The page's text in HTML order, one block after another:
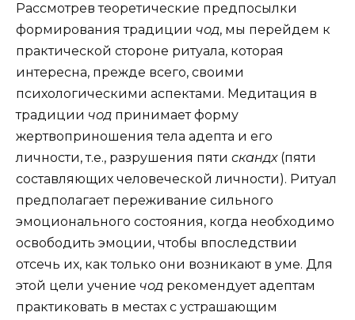
Рассмотрев теоретические предпосылки
формирования традиции чод, мы перейдем к
практической стороне ритуала, которая
интересна, прежде всего, своими
психологическими аспектами. Медитация в
традиции чод принимает форму
жертвоприношения тела адепта и его
личности, т.е., разрушения пяти скандх(пяти
составляющих человеческой личности). Ритуал
предполагает переживание сильного
эмоционального состояния, когда необходимо
освободить эмоции, чтобы впоследствии
отсечь их, как только они возникают в уме. Для
этой цели учение чод рекомендует адептам
практиковать в местах с устрашающим